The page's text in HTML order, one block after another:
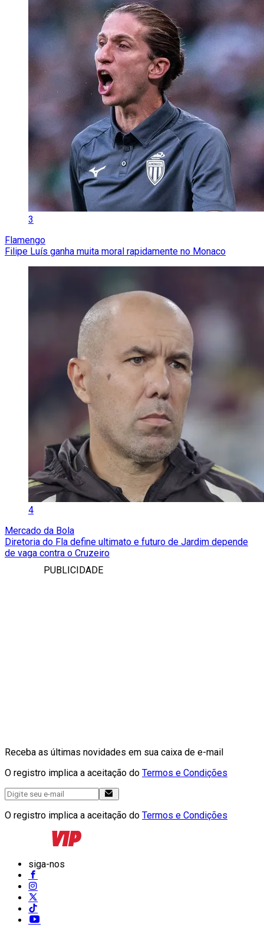
3
Flamengo
Filipe Luís ganha muita moral rapidamente no Monaco
4
Mercado da Bola
Diretoria do Fla define ultimato e futuro de Jardim depende
de vaga contra o Cruzeiro
PUBLICIDADE
Receba as últimas novidades em sua caixa de e-mail
O registro implica a aceitação do Termos e Condições
O registro implica a aceitação do Termos e Condições
siga-nos